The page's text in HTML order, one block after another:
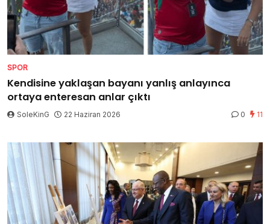
SPOR
Kendisine yaklaşan bayanı yanlış anlayınca
ortaya enteresan anlar çıktı
SoleKinG 22 Haziran 2026 0 11